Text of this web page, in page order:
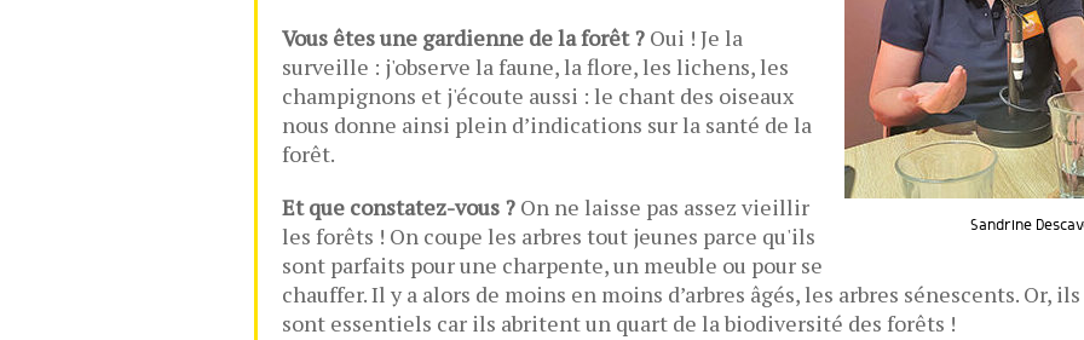
Sandrine
Vous êtes une gardienne de la forêt ? Oui ! Je la
surveille : j'observe la faune, la flore, les lichens, les
champignons et j'écoute aussi : le chant des oiseaux
nous donne ainsi plein d’indications sur la santé de la
forêt.
Et que constatez-vous ? On ne laisse pas assez vieillir
les forêts ! On coupe les arbres tout jeunes parce qu'ils
sont parfaits pour une charpente, un meuble ou pour se
chauffer. Il y a alors de moins en moins d’arbres âgés, les arbres sénescents. Or, ils
sont essentiels car ils abritent un quart de la biodiversité des forêts !